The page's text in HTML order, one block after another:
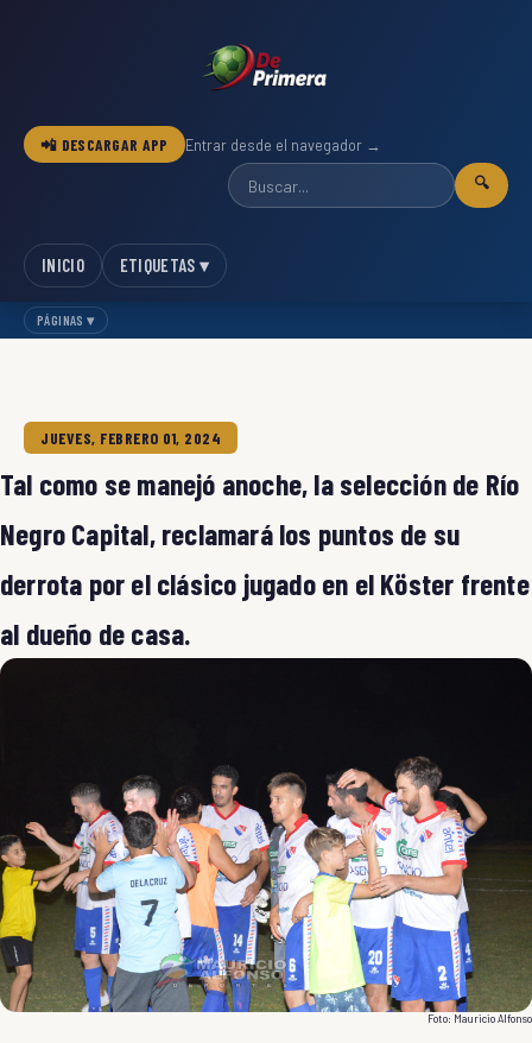
📲 DESCARGAR APP Entrar desde el navegador →
🔍
INICIO ETIQUETAS ▾
PÁGINAS ▾
JUEVES, FEBRERO 01, 2024
Tal como se manejó anoche, la selección de Río
Negro Capital, reclamará los puntos de su
derrota por el clásico jugado en el Köster frente
al dueño de casa.
Foto: Mauricio Alfonso